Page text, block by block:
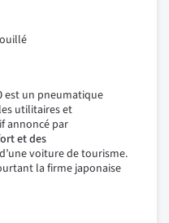
est un pneumatique
utilitaires et
annoncé par
et des
voiture de tourisme.
la firme japonaise